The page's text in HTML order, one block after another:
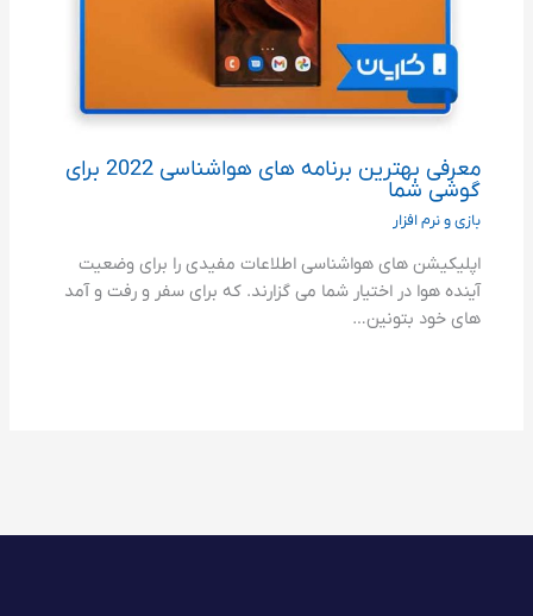
معرفی بهترین برنامه های هواشناسی 2022 برای
گوشی شما
بازی و نرم افزار
اپلیکیشن های هواشناسی اطلاعات مفیدی را برای وضعیت
آینده هوا در اختیار شما می گزارند. که برای سفر و رفت و آمد
های خود بتونین…